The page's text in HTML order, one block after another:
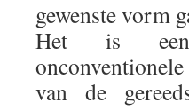
gewenste vorm
Het is een
van de